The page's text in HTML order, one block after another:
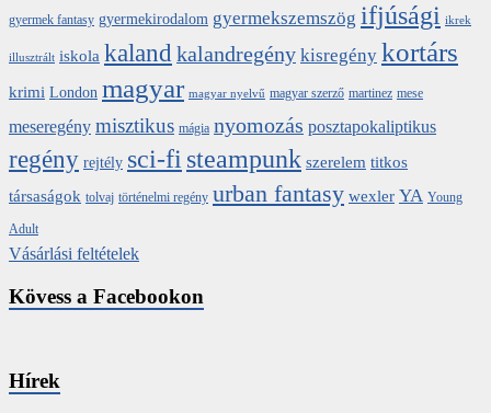
gyermek fantasy gyermekirodalom gyermekszemszög ifjúsági ikrek
illusztrált iskola kalandkalandregény kisregény kortárs
krimi London magyar magyar nyelvű magyar szerző martinez mese
meseregény misztikus mágia nyomozás posztapokaliptikus
regény rejtély sci-fi steampunk szerelem titkos
társaságok tolvaj történelmi regény urban fantasy wexler YA Young
Adult
Vásárlási feltételek
Kövess a Facebookon
Hírek